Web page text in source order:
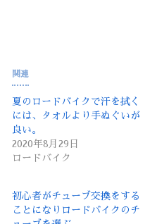
関連
夏のロードバイクで汗を拭く
には、タオルより手ぬぐいが
良い。
2020年8月29日
ロードバイク
初心者がチューブ交換をする
ことになりロードバイクのチ